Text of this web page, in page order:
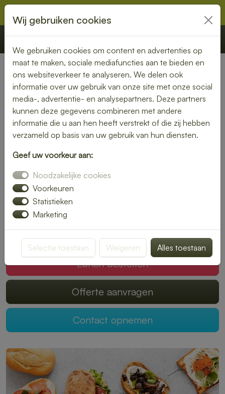
€ 0,00 Offerte Bestellen
Nederland» Drijber
Lunch bezorgen in Drijber –
smaakvol en gemakkelijk
in Drijber en geniet van verse gerechten op jouw gewenste
locatie. Van kleurrijke salades tot knapperige broodjes – wij
bezorgen jouw lunch vers en op tijd.
Plaats eenvoudig je bestelling online en laat je verrassen
door smaak en kwaliteit.
Mogen wij jouw lunch verzorgen?
Lunch bestellen
Offerte aanvragen
Contact opnemen
Wij gebruiken cookies
We gebruiken cookies om content en advertenties op
maat te maken, sociale mediafuncties aan te bieden en
ons websiteverkeer te analyseren. We delen ook
informatie over uw gebruik van onze site met onze social
media-, advertentie- en analysepartners. Deze partners
kunnen deze gegevens combineren met andere
informatie die u aan hen heeft verstrekt of die zij hebben
verzameld op basis van uw gebruik van hun diensten.
Geef uw voorkeur aan:
Noodzakelijke cookies
Voorkeuren
Statistieken
Marketing
Selectie toestaan Weigeren Alles toestaan